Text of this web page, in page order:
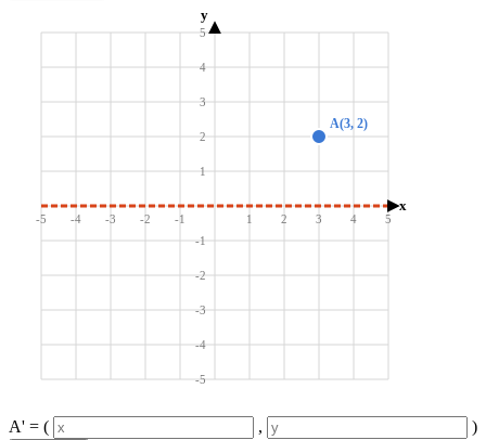
-5
-5
-4
-4
-3
-3
-2
-2
-1
-1
1
1
2
2
3
3
4
4
5
5
x
y
A(3, 2)
A' = ( , )